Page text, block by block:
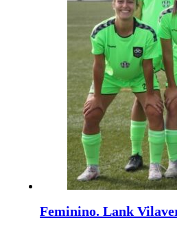
Feminino. Lank